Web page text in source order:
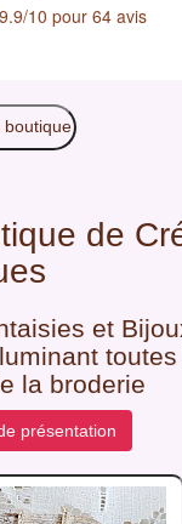
9.9/10 pour 64 avis
boutique
de
et
toutes
la broderie
présentation